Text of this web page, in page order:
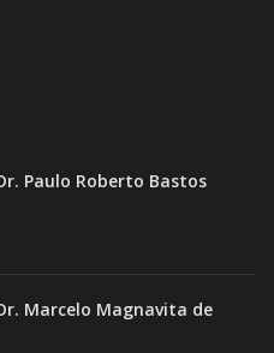
Paulo Roberto Bastos
Marcelo Magnavita de